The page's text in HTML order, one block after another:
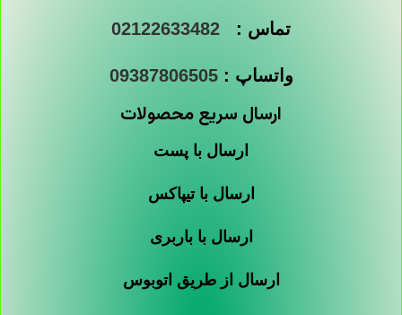
تماس : 02122633482
واتساپ :09387806505
ارسال سریع محصولات
ارسال با پست
ارسال با تیپاکس
ارسال با باربری
ارسال از طریق اتوبوس